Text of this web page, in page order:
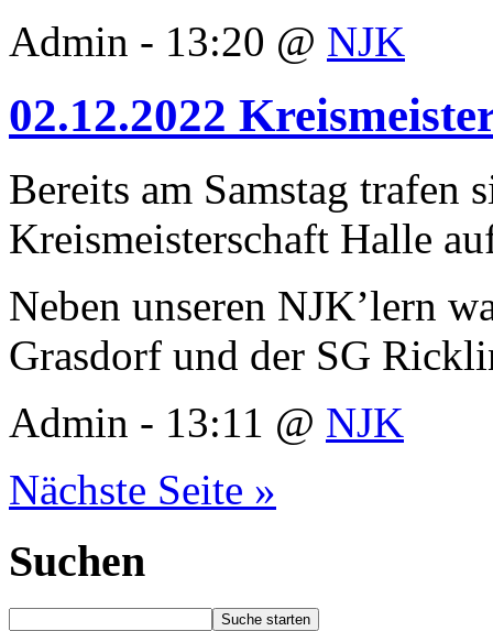
Admin - 13:20 @ NJK
02.12.2022
Bereits am Samstag trafen
Kreismeisterschaft Halle
Neben unseren NJK’lern
Grasdorf und der SG
Admin - 13:11 @ NJK
Nächste Seite »
Suchen